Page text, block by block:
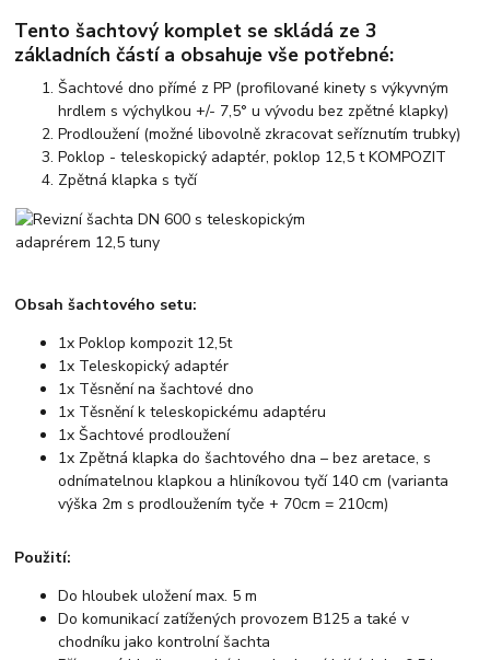
Tento šachtový komplet se skládá ze 3
základních částí a obsahuje vše potřebné:
Šachtové dno přímé z PP (profilované kinety s výkyvným
hrdlem s výchylkou +/- 7,5° u vývodu bez zpětné klapky)
Prodloužení(možné libovolně zkracovat seříznutím trubky)
Poklop - teleskopický adaptér, poklop 12,5 t KOMPOZIT
Zpětná klapka s tyčí
Obsah šachtového setu:
1x Poklop kompozit 12,5t
1x Teleskopický adaptér
1x Těsnění na šachtové dno
1x Těsnění k teleskopickému adaptéru
1x Šachtové prodloužení
1x Zpětná klapka do šachtového dna – bez aretace, s
odnímatelnou klapkou a hliníkovou tyčí 140 cm (varianta
výška 2m s prodloužením tyče + 70cm = 210cm)
Použití:
Do hloubek uložení max. 5 m
Do komunikací zatížených provozem B125 a také v
chodníku jako kontrolní šachta